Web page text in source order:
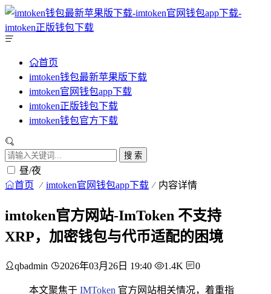
首页
imtoken钱包最新苹果版下载
imtoken官网钱包app下载
imtoken正版钱包下载
imtoken钱包官方下载
搜 索
昼/夜
首页 imtoken官网钱包app下载 内容详情
imtoken官方网站-ImToken 不支持
XRP，加密钱包与代币适配的困境
qbadmin 2026年03月26日 19:40 1.4K 0
本文聚焦于 IMToken 官方网站相关情况，着重指